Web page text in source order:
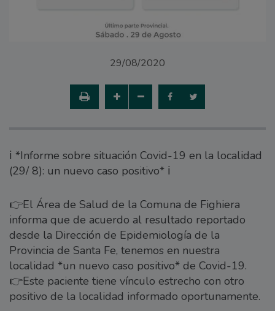
29/08/2020
ℹ️ *Informe sobre situación Covid-19 en la localidad
(29/ 8): un nuevo caso positivo* ℹ️
👉El Área de Salud de la Comuna de Fighiera
informa que de acuerdo al resultado reportado
desde la Dirección de Epidemiología de la
Provincia de Santa Fe, tenemos en nuestra
localidad *un nuevo caso positivo* de Covid-19.
👉Este paciente tiene vínculo estrecho con otro
positivo de la localidad informado oportunamente.